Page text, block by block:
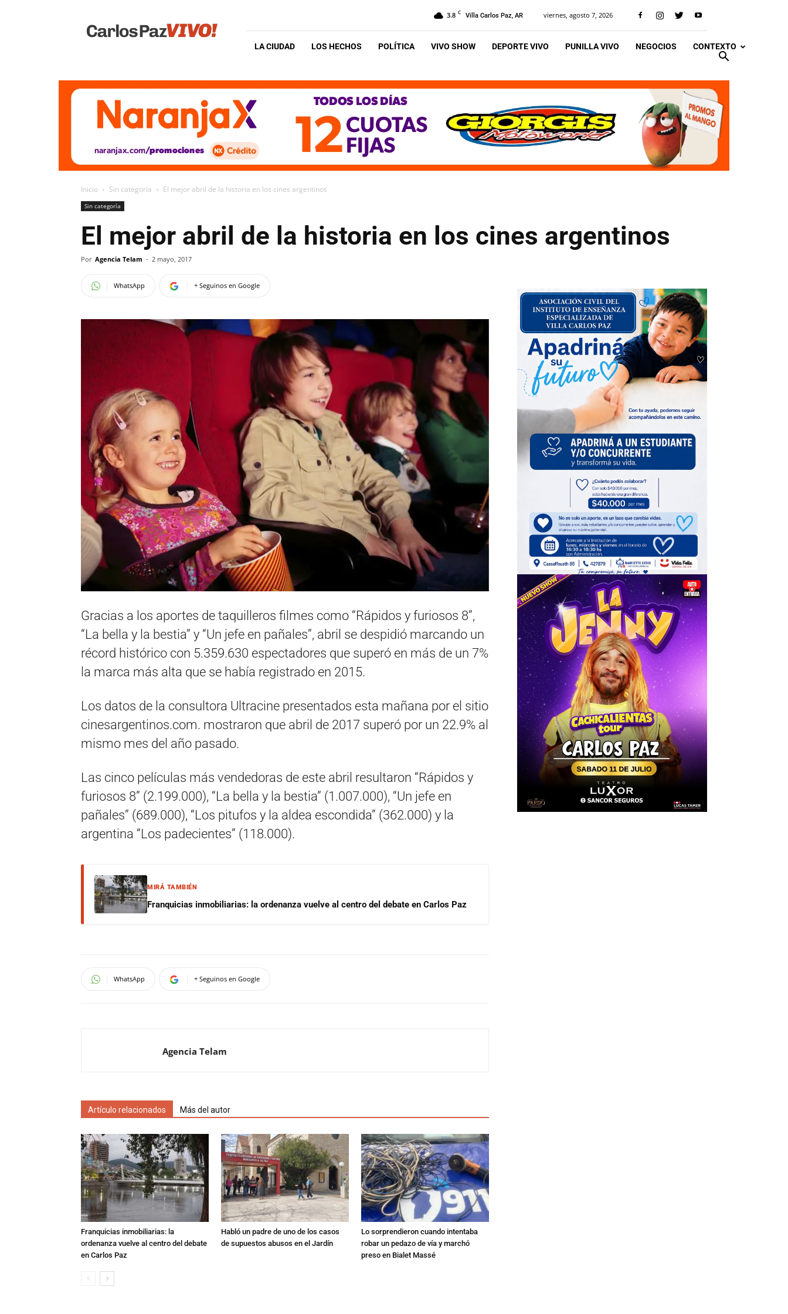
Vivo
3.8 C Villa Carlos Paz, AR viernes, agosto 7, 2026
LA CIUDAD LOS HECHOS POLÍTICA VIVO SHOW DEPORTE VIVO PUNILLA VIVO NEGOCIOS CONTEXTO
Inicio Sin categoría El mejor abril de la historia en los cines argentinos
Sin categoría
El mejor abril de la historia en los cines argentinos
Por Agencia Telam - 2 mayo, 2017
WhatsApp + Seguinos en Google
Gracias a los aportes de taquilleros filmes como “Rápidos y furiosos 8”,
“La bella y la bestia” y “Un jefe en pañales”, abril se despidió marcando un
récord histórico con 5.359.630 espectadores que superó en más de un 7%
la marca más alta que se había registrado en 2015.
Los datos de la consultora Ultracine presentados esta mañana por el sitio
cinesargentinos.com. mostraron que abril de 2017 superó por un 22.9% al
mismo mes del año pasado.
Las cinco películas más vendedoras de este abril resultaron “Rápidos y
furiosos 8” (2.199.000), “La bella y la bestia” (1.007.000), “Un jefe en
pañales” (689.000), “Los pitufos y la aldea escondida” (362.000) y la
argentina “Los padecientes” (118.000).
MIRÁ TAMBIÉN
Franquicias inmobiliarias: la ordenanza vuelve al centro del debate en Carlos Paz
WhatsApp + Seguinos en Google
Agencia Telam
Artículo relacionados Más del autor
Franquicias inmobiliarias: la
ordenanza vuelve al centro del debate
en Carlos Paz
Habló un padre de uno de los casos
de supuestos abusos en el Jardín
Lo sorprendieron cuando intentaba
robar un pedazo de vía y marchó
preso en Bialet Massé